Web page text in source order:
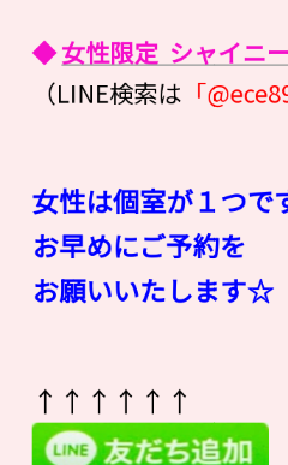
◆女性限定 シャイニ
（LINE検索は 「
女性は個室が１つで
お早めにご予約を
お願いいたします☆
↑↑↑↑↑↑